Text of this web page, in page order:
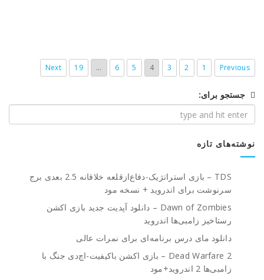
Previous
1
2
3
4
5
6
…
19
Next
جستجو برای:
نوشته‌های تازه
TDS – بازی استراتژیک-دفاع‌از‌قلعه خلاقانه 2.5 بعدی برج
سرنوشت برای اندروید + نسخه مود
Dawn of Zombies – دانلود آپدیت جدید بازی اکشن
رستاخیز زامبی‌ها اندروید
دانلود مای درس برنامه‌ای برای نمرات عالی
Dead Warfare 2 – بازی اکشن باکیفیت-اچ‌دی جنگ با
زامبی‌ها 2 اندروید+مود